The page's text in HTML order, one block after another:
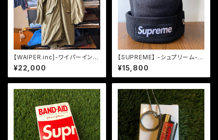
【WAIPER.inc]-ワイパーイン
ク-米軍 M-65 フィッシュテール
パーカー ライナー フルセット O
LIVE
¥22,000
【SUPREME】 -シュプリーム-N
EW ERA 21AW BOX LOGO B
EANIE BLACK
¥15,800